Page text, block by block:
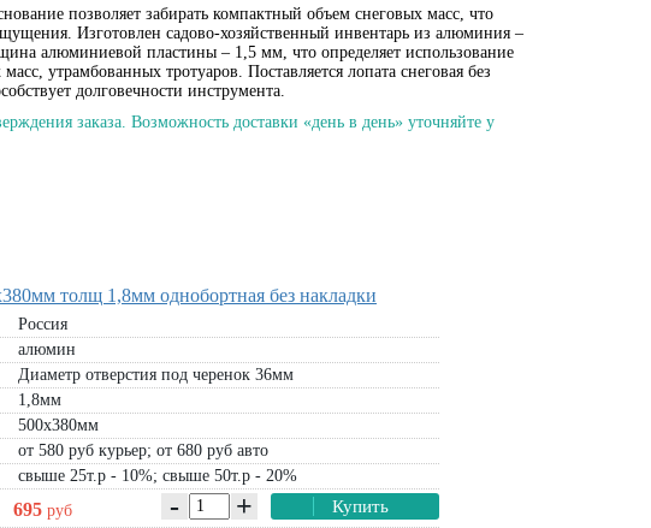
позволяет забирать компактный объем снеговых масс, что
Изготовлен садово-хозяйственный инвентарь из алюминия –
алюминиевой пластины – 1,5 мм, что определяет использование
утрамбованных тротуаров. Поставляется лопата снеговая без
долговечности инструмента.
заказа. Возможность доставки «день в день» уточняйте у
толщ 1,8мм однобортная без накладки
Россия
алюмин
Диаметр отверстия под черенок 36мм
1,8мм
500х380мм
от 580 руб курьер; от 680 руб авто
свыше 25т.р - 10%; свыше 50т.р - 20%
695 руб - + Купить